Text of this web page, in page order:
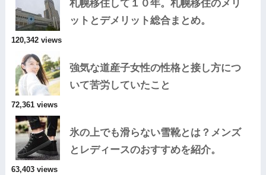
札幌移住して１０年。札幌移住のメリ
ットとデメリット総合まとめ。
120,342 views
強気な道産子女性の性格と接し方につ
いて苦労していたこと
72,361 views
氷の上でも滑らない雪靴とは？メンズ
とレディースのおすすめを紹介。
63,403 views